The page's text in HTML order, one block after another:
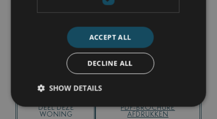
Ik accepteer dePrivacybeleid
Ik ga akkoord met het ontvangen
van info per e-mail
STUUR
DEEL DEZE
WONING
PDF-BROCHURE
AFDRUKKEN
ACCEPT ALL
DECLINE ALL
SHOW DETAILS